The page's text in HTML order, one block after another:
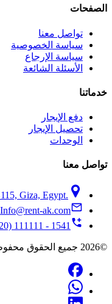
الصفحات
تواصل معنا
سياسة الخصوصية
سياسة الإرجاع
الأسئلة الشائعة
خدماتنا
دفع الإيجار
تحصيل الإيجار
الوحدات
تواصل معنا
Giza, Egypt.
Info@rent-ak.com
111111 - 1541
©2026 جميع الحقوق محفوظة.